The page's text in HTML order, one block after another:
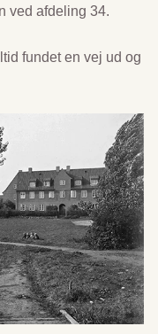
ved afdeling 34.
fundet en vej ud og